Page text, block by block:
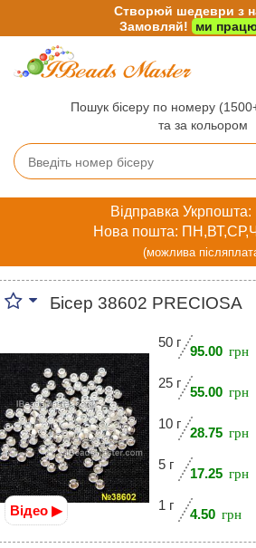
Пошук бісеру по номеру
та за кольором
Відправка
Нова пошта:
(можлива
Бісер 38602 PRECIOSA
Відео ▶
50 г
95.00
25 г
55.00
10 г
28.75
5 г
17.25
1 г
4.50
Створюй шедеври з
Замовляй!
ми